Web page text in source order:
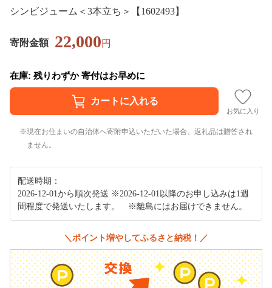
シンビジューム＜3本立ち＞【1602493】
寄附金額 22,000円
在庫: 残りわずか 寄付はお早めに
お気に入り
現在お住まいの自治体へ寄附申込いただいた場合、返礼品は贈答され
ません。
配送時期：
2026-12-01から順次発送 ※2026-12-01以降のお申し込みは1週
間程度で発送いたします。 ※離島にはお届けできません。
＼ポイント増やしてふるさと納税！／